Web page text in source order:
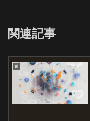
関連記事
ai